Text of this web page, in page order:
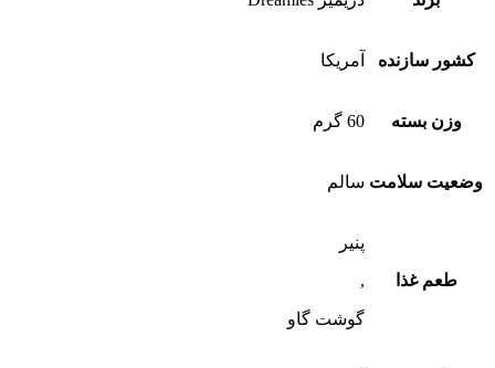
کشور سازنده آمریکا
وزن بسته 60 گرم
وضعیت سلامت سالم
طعم غذا
پنیر
,
گوشت گاو